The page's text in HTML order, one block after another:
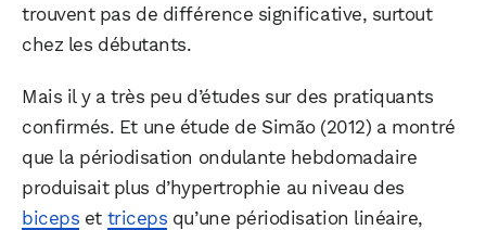
trouvent pas de différence significative, surtout
chez les débutants.
Mais il y a très peu d’études sur des pratiquants
confirmés. Et une étude de Simão (2012) a montré
que la périodisation ondulante hebdomadaire
produisait plus d’hypertrophie au niveau des
biceps et triceps qu’une périodisation linéaire,